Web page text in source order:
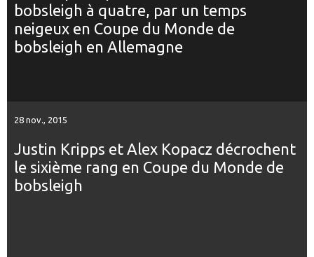
bobsleigh à quatre, par un temps
neigeux en Coupe du Monde de
bobsleigh en Allemagne
28 nov., 2015
Justin Kripps et Alex Kopacz décrochent
le sixième rang en Coupe du Monde de
bobsleigh